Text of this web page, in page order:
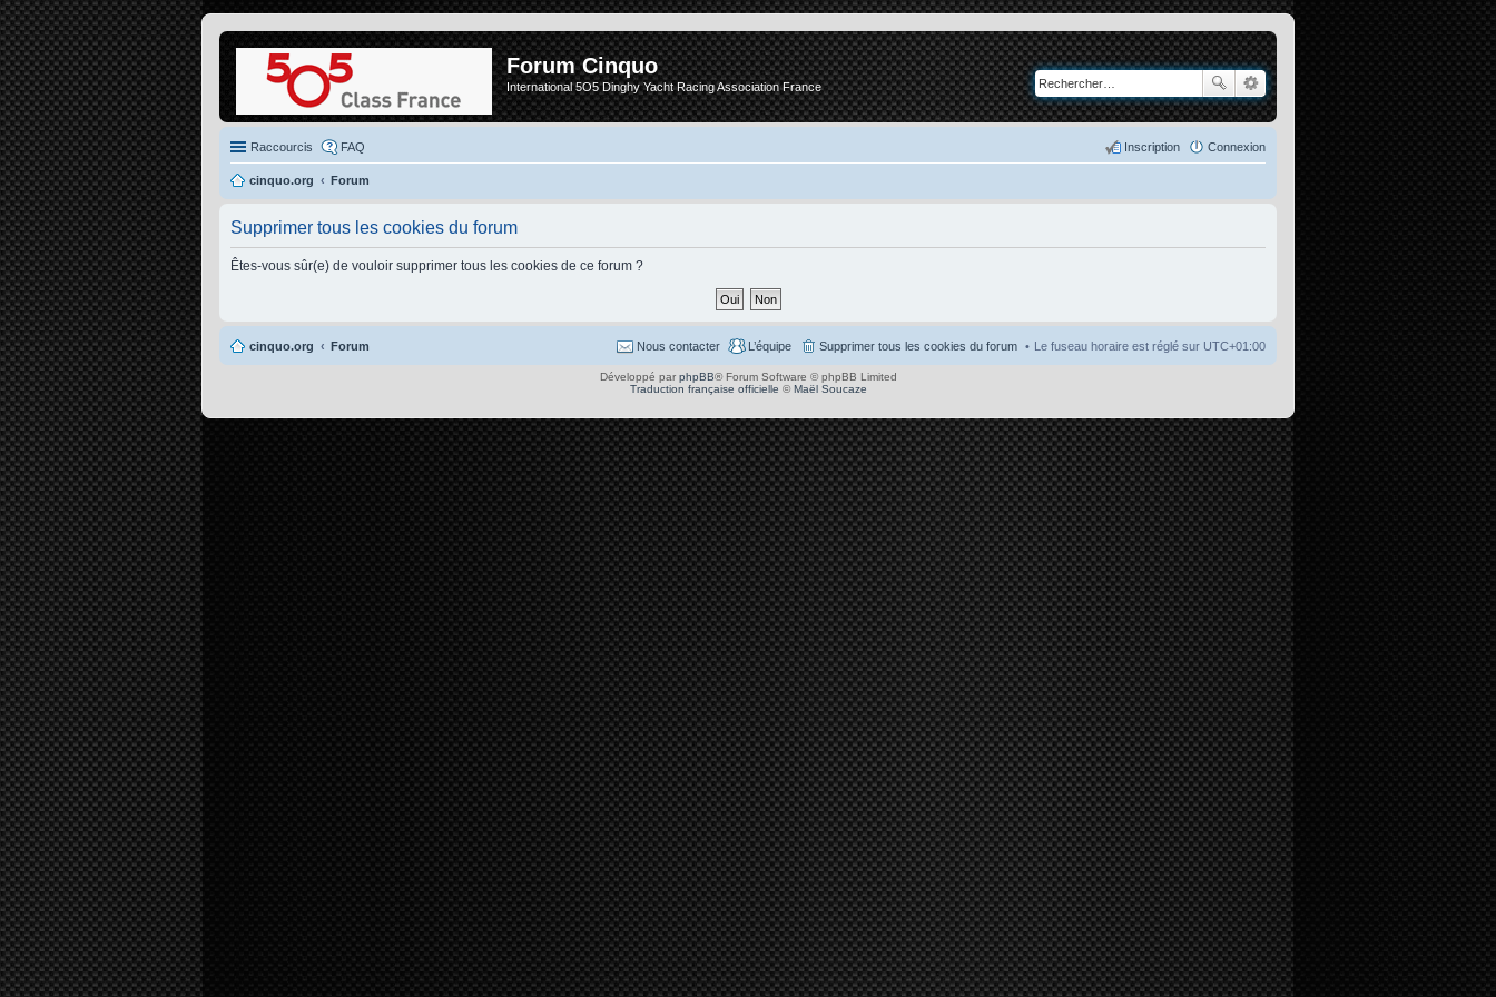
Forum Cinquo
International 5O5 Dinghy Yacht Racing Association France
Raccourcis FAQ Connexion
Inscription
cinquo.org Forum
Supprimer tous les cookies du forum
Êtes-vous sûr(e) de vouloir supprimer tous les cookies de ce forum ?
cinquo.org Forum Le fuseau horaire est réglé sur UTC+01:00
Supprimer tous les cookies du forum
L’équipe
Nous contacter
Développé par phpBB® Forum Software © phpBB Limited
Traduction française officielle ©Maël Soucaze